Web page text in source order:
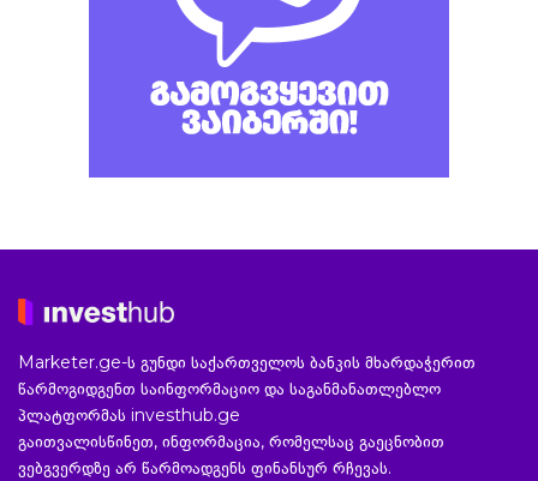
Marketer.ge-ს გუნდი საქართველოს ბანკის მხარდაჭერით
წარმოგიდგენთ საინფორმაციო და საგანმანათლებლო
პლატფორმას investhub.ge
გაითვალისწინეთ, ინფორმაცია, რომელსაც გაეცნობით
ვებგვერდზე არ წარმოადგენს ფინანსურ რჩევას.